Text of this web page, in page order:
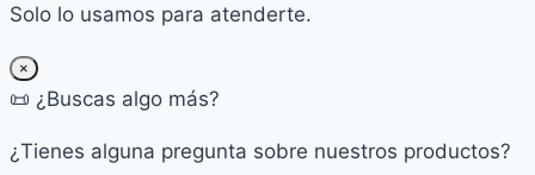
Solo lo usamos para atenderte.
×
📜 ¿Buscas algo más?
¿Tienes alguna pregunta sobre nuestros productos?